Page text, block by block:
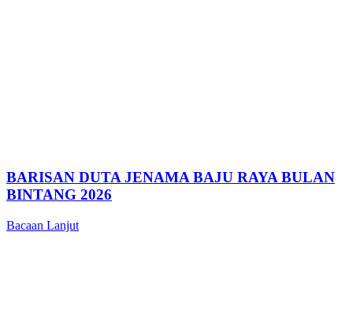
BARISAN DUTA JENAMA BAJU RAYA BULAN
BINTANG 2026
Bacaan Lanjut